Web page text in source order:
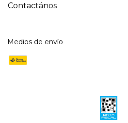
Contactános
Medios de envío